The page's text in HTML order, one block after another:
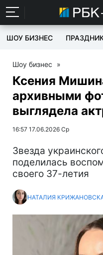
ШОУ БИЗНЕС
Шоу бизнес »
Ксения
архивными
выглядела
16:57 17.06.2026 Ср
Звезда
поделилась
своего 37-летия
НАТАЛИЯ